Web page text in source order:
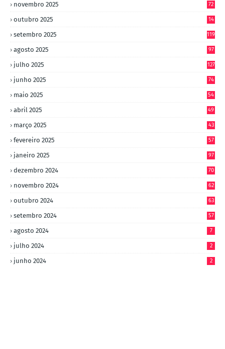
novembro 2025 72
outubro 2025
14
setembro 2025 119
agosto 2025 97
julho 2025 127
junho 2025 74
maio 2025 54
abril 2025 49
março 2025 43
fevereiro 2025 57
janeiro 2025 97
dezembro 2024 70
novembro 2024 62
outubro 2024 63
setembro 2024 57
agosto 2024 7
julho 2024 2
junho 2024 2